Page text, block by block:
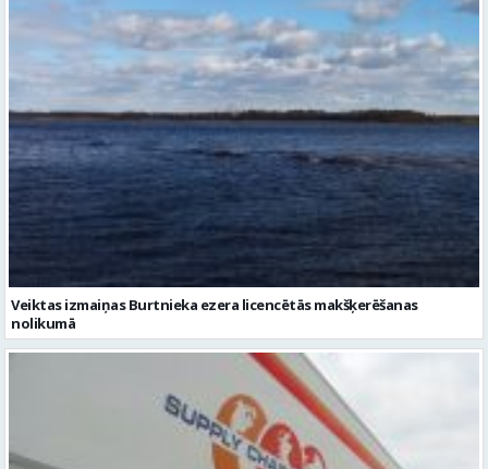
Veiktas izmaiņas Burtnieka ezera licencētās makšķerēšanas
nolikumā